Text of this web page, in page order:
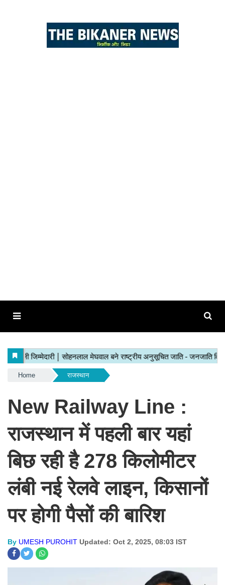
Home राजस्थान
New Railway Line :
राजस्थान में पहली बार यहां
बिछ रही है 278 किलोमीटर
लंबी नई रेलवे लाइन, किसानों
पर होगी पैसों की बारिश
By UMESH PUROHIT Updated: Oct 2, 2025, 08:03 IST